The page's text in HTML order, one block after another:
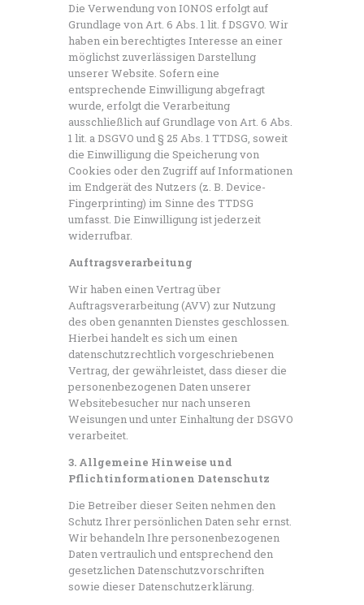
Die Verwendung von IONOS erfolgt auf
Grundlage von Art. 6 Abs. 1 lit. f DSGVO. Wir
haben ein berechtigtes Interesse an einer
möglichst zuverlässigen Darstellung
unserer Website. Sofern eine
entsprechende Einwilligung abgefragt
wurde, erfolgt die Verarbeitung
ausschließlich auf Grundlage von Art. 6 Abs.
1 lit. a DSGVO und § 25 Abs. 1 TTDSG, soweit
die Einwilligung die Speicherung von
Cookies oder den Zugriff auf Informationen
im Endgerät des Nutzers (z. B. Device-
Fingerprinting) im Sinne des TTDSG
umfasst. Die Einwilligung ist jederzeit
widerrufbar.
Auftragsverarbeitung
Wir haben einen Vertrag über
Auftragsverarbeitung (AVV) zur Nutzung
des oben genannten Dienstes geschlossen.
Hierbei handelt es sich um einen
datenschutzrechtlich vorgeschriebenen
Vertrag, der gewährleistet, dass dieser die
personenbezogenen Daten unserer
Websitebesucher nur nach unseren
Weisungen und unter Einhaltung der DSGVO
verarbeitet.
3. Allgemeine Hinweise und
Pflichtinformationen Datenschutz
Die Betreiber dieser Seiten nehmen den
Schutz Ihrer persönlichen Daten sehr ernst.
Wir behandeln Ihre personenbezogenen
Daten vertraulich und entsprechend den
gesetzlichen Datenschutzvorschriften
sowie dieser Datenschutzerklärung.